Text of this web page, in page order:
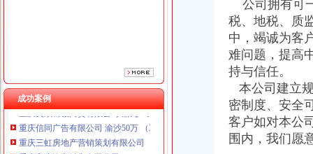
成功案例
重庆星竣贸易有限责任公司 渝中100万 （进出口权）
重庆海谛升进出口贸易有限公司 渝北100万 （进出口权）
重庆奕欣锦诚商贸有限公司 渝九50万 （工商注册）
重庆信同广告有限公司 渝沙50万 （工商注册）
重庆三虹房地产营销策划有限公司
重庆宝鹰汽车销售有限公司
公司拥有可
税、地税、质
中，竭诚为客
难问题，提高
持与信任。
本公司建立
密制度、安全
客户如对本公
围内，我们愿